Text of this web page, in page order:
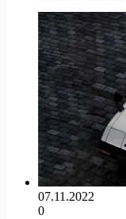
07.11.2022
0